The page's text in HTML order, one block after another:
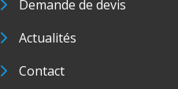
Demande de devis
Actualités
Contact